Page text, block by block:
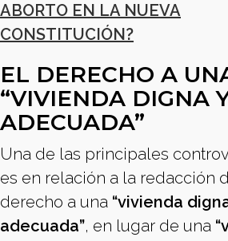
ABORTO EN LA NUEVA
CONSTITUCIÓN?
EL DERECHO A
“VIVIENDA DIGNA
ADECUADA”
Una de las principales
es en relación a la redacción
derecho a una “vivienda
adecuada”, en lugar de una